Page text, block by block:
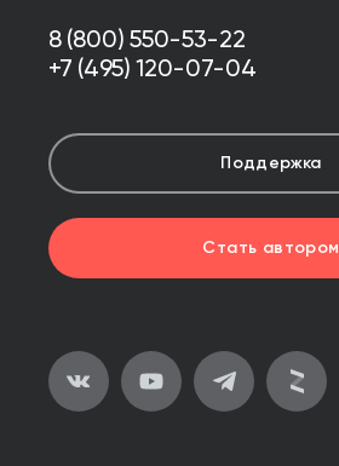
8 (800) 550-53-22
+7 (495) 120-07-04
Поддержка
Стать автором